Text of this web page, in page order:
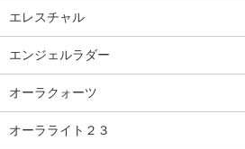
エレスチャル
エンジェルラダー
オーラクォーツ
オーラライト２３